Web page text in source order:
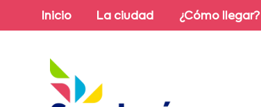
Inicio La ciudad ¿Cómo llegar?